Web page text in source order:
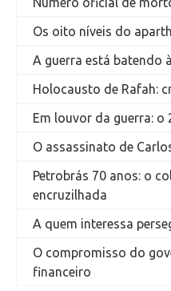
Os oito níveis do
A guerra está batendo
Holocausto de Rafah:
Em louvor da guerra: o
O assassinato de
Petrobrás 70 anos: o
encruzilhada
A quem interessa
O compromisso do
financeiro